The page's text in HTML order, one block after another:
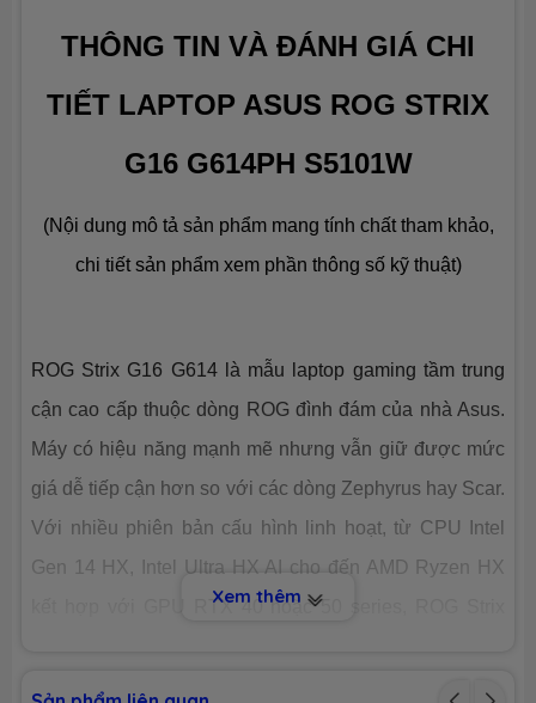
Công nghệ DDR5 5200MHz
CHIP XỬ LÝ ĐỒ HOẠ (VGA)
hợp
Nvidia® GeForce™ RTX 5050 8GB
MÀN HÌNH HIỂN THỊ (LCD)
THÔNG TIN VÀ ĐÁNH GIÁ CHI
TIẾT LAPTOP ASUS ROG STRIX
G16 G614PH S5101W
(Nội dung mô tả sản phẩm mang tính chất tham khảo,
chi tiết sản phẩm xem phần thông số kỹ thuật)
ROG Strix G16 G614 là mẫu laptop gaming tầm trung
cận cao cấp thuộc dòng ROG đình đám của nhà Asus.
Máy có hiệu năng mạnh mẽ nhưng vẫn giữ được mức
giá dễ tiếp cận hơn so với các dòng Zephyrus hay Scar.
Với nhiều phiên bản cấu hình linh hoạt, từ CPU Intel
Gen 14 HX, Intel Ultra HX AI cho đến AMD Ryzen HX
kết hợp với GPU RTX 40 hoặc 50 series, ROG Strix
Xem thêm